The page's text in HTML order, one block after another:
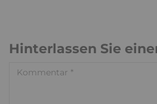
Hinterlassen Sie